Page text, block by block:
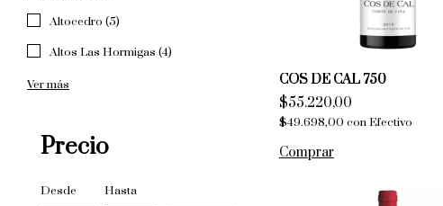
Altocedro (5)
Altos Las Hormigas (4)
Ver más
Precio
Desde Hasta
COS DE CAL 750
$55.220,00
$49.698,00 conEfectivo